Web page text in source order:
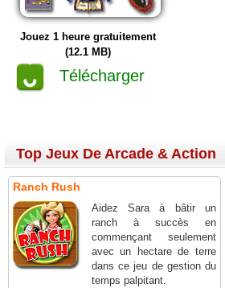
Jouez 1 heure gratuitement
(12.1 MB)
Télécharger
Top Jeux De Arcade & Action
Ranch Rush
Aidez Sara à bâtir un
ranch à succès en
commençant seulement
avec un hectare de terre
dans ce jeu de gestion du
temps palpitant.